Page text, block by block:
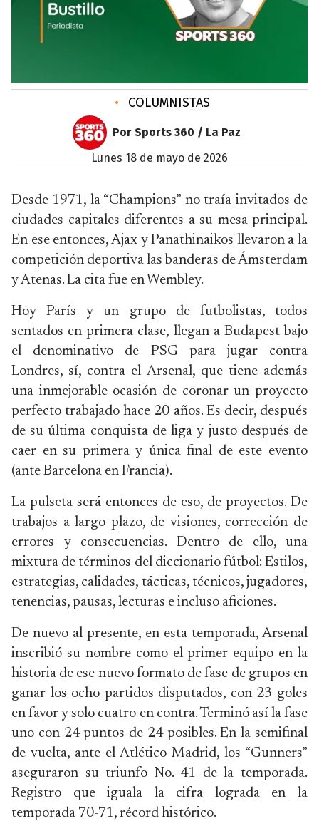
• COLUMNISTAS
Por Sports 360 / La Paz
lunes 18 de mayo de 2026
Desde 1971, la “Champions” no traía invitados de
ciudades capitales diferentes a su mesa principal.
En ese entonces, Ajax y Panathinaikos llevaron a la
competición deportiva las banderas de Ámsterdam
y Atenas. La cita fue en Wembley.
Hoy París y un grupo de futbolistas, todos
sentados en primera clase, llegan a Budapest bajo
el denominativo de PSG para jugar contra
Londres, sí, contra el Arsenal, que tiene además
una inmejorable ocasión de coronar un proyecto
perfecto trabajado hace 20 años. Es decir, después
de su última conquista de liga y justo después de
caer en su primera y única final de este evento
(ante Barcelona en Francia).
La pulseta será entonces de eso, de proyectos. De
trabajos a largo plazo, de visiones, corrección de
errores y consecuencias. Dentro de ello, una
mixtura de términos del diccionario fútbol: Estilos,
estrategias, calidades, tácticas, técnicos, jugadores,
tenencias, pausas, lecturas e incluso aficiones.
De nuevo al presente, en esta temporada, Arsenal
inscribió su nombre como el primer equipo en la
historia de ese nuevo formato de fase de grupos en
ganar los ocho partidos disputados, con 23 goles
en favor y solo cuatro en contra. Terminó así la fase
uno con 24 puntos de 24 posibles. En la semifinal
de vuelta, ante el Atlético Madrid, los “Gunners”
aseguraron su triunfo No. 41 de la temporada.
Registro que iguala la cifra lograda en la
temporada 70-71, récord histórico.